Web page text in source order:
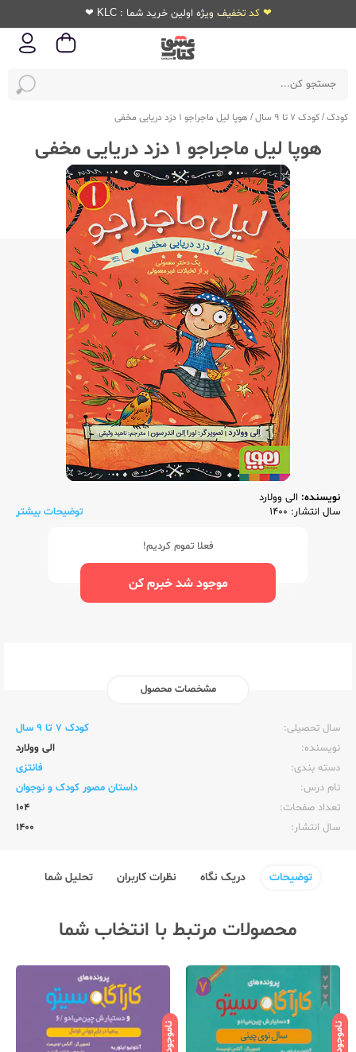
❤ کد تخفیف ویژه اولین خرید شما : KLC ❤
کودک/کودک 7 تا 9 سال / هوپا لیل ماجراجو 1 دزد دریایی مخفی
هوپا لیل ماجراجو 1 دزد دریایی مخفی
نویسنده: الی وولارد
سال انتشار: 1400
توضیحات بیشتر
فعلا تموم کردیم!
موجود شد خبرم کن
مشخصات محصول
سال تحصیلی:‌
کودک 7 تا 9 سال
نویسنده:‌
الی وولارد
دسته بندی:
فانتزی
نام درس:
داستان مصور کودک و نوجوان
تعداد صفحات:‌
104
سال انتشار:‌
1400
توضیحات دریک نگاه نظرات کاربران تحلیل شما
محصولات مرتبط با انتخاب شما
ناموجود ناموجود